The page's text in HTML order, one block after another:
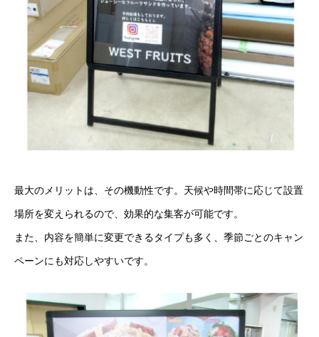
最大のメリットは、その機動性です。天候や時間帯に応じて設置
場所を変えられるので、効果的な集客が可能です。
また、内容を簡単に変更できるタイプも多く、季節ごとのキャン
ペーンにも対応しやすいです。